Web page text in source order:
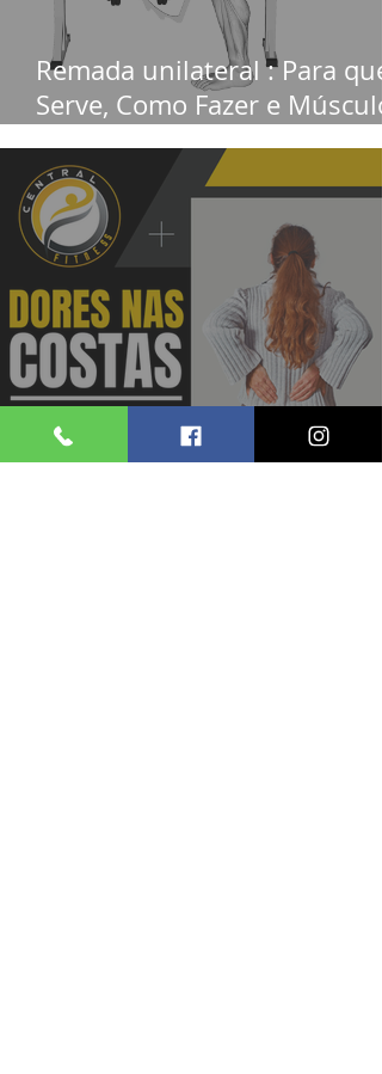
Remada unilateral : Para que
Serve, Como Fazer e Músculos
Trabalhados